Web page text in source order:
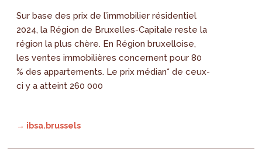
Sur base des prix de l’immobilier résidentiel
2024, la Région de Bruxelles-Capitale reste la
région la plus chère. En Région bruxelloise,
les ventes immobilières concernent pour 80
% des appartements. Le prix médian* de ceux-
ci y a atteint 260 000
→ ibsa.brussels